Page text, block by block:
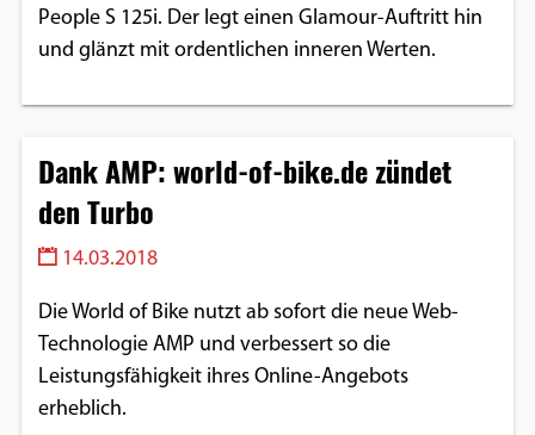
People S 125i. Der legt einen Glamour-Auftritt hin
und glänzt mit ordentlichen inneren Werten.
Dank AMP: world-of-bike.de zündet
den Turbo
14.03.2018
Die World of Bike nutzt ab sofort die neue Web-
Technologie AMP und verbessert so die
Leistungsfähigkeit ihres Online-Angebots
erheblich.